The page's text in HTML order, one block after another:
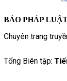
BÁO PHÁP
Chuyên trang
Tổng Biên tập: